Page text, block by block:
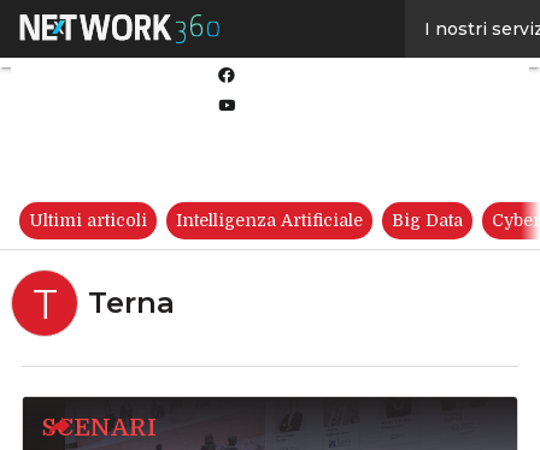
I nostri
Ultimi articoli Intelligenza Artificiale Big Data
T Terna
SCENARI